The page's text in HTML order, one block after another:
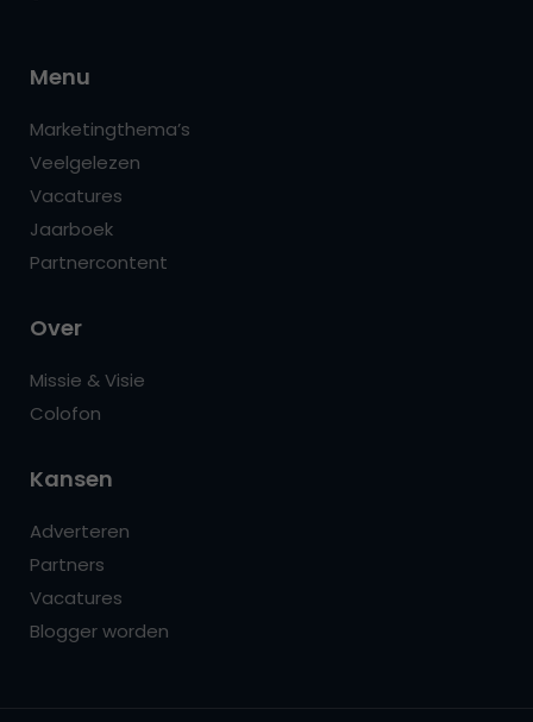
Menu
Marketingthema’s
Veelgelezen
Vacatures
Jaarboek
Partnercontent
Over
Missie & Visie
Colofon
Kansen
Adverteren
Partners
Vacatures
Blogger worden